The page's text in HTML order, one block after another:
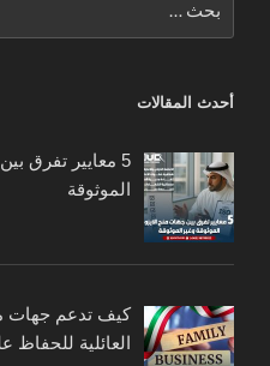
عن:
أحدث المقالات
5 معايير تفرق
الموثوقة
كيف تدعم جهات
العائلية للحفاظ